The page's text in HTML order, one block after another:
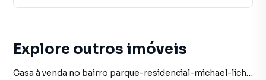
Explore outros imóveis
Casa à venda no bairro parque-residencial-michael-licha em londrina pr com 3 vagas